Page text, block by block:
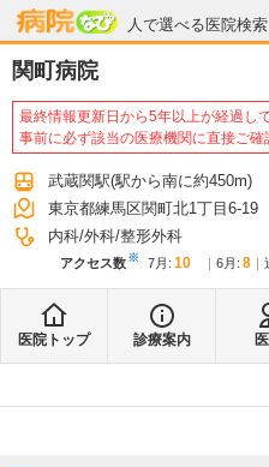
人で選べる医院検索
病院なび
関町病院
最終情報更新日から5年以上が経過し
事前に必ず該当の医療機関に直接ご確
武蔵関駅(駅から南に約450m)
東京都練馬区関町北1丁目6-19
内科 外科 整形外科
アクセス数※ 7月 : 10 6月 : 8
医院トップ 診療案内